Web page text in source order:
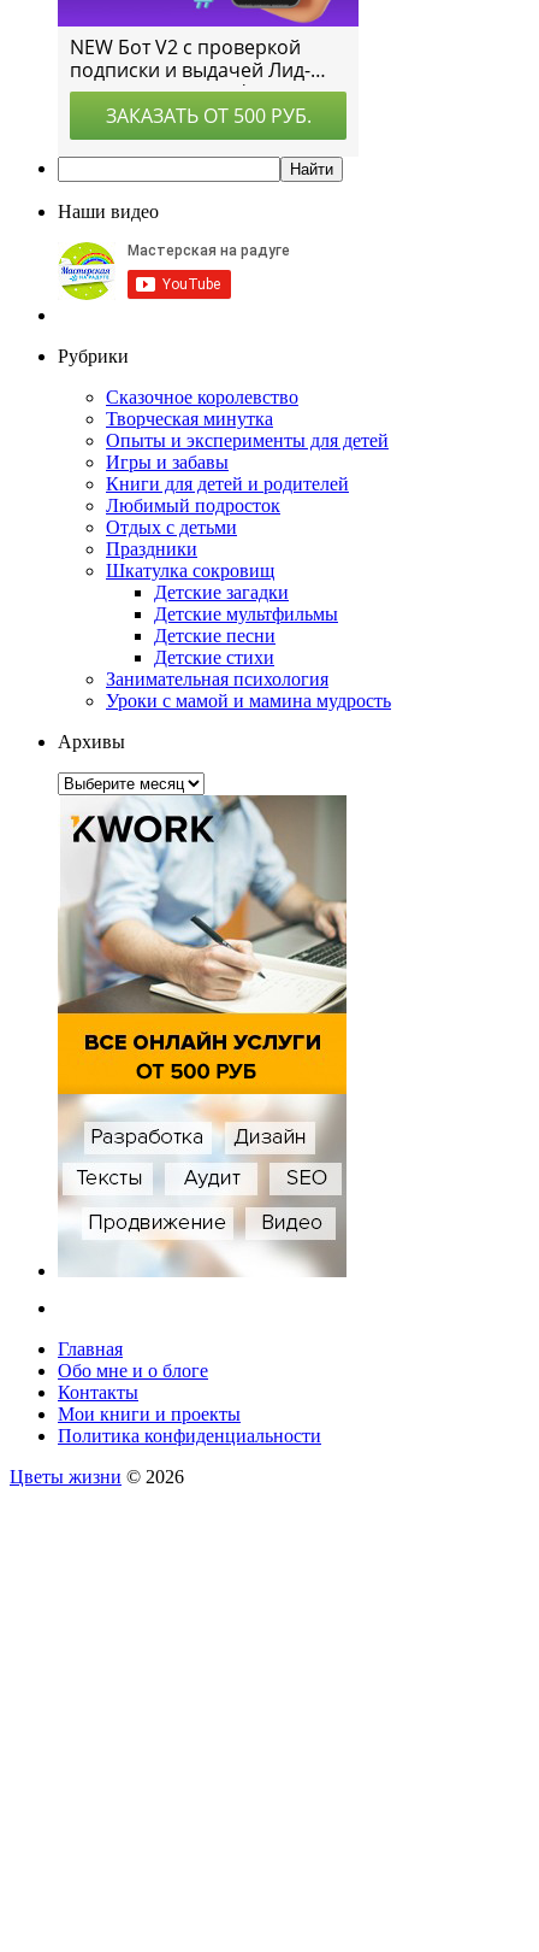
Наши видео
Рубрики
Сказочное королевство
Творческая минутка
Опыты и эксперименты для детей
Игры и забавы
Книги для детей и родителей
Любимый подросток
Отдых с детьми
Праздники
Шкатулка сокровищ
Детские загадки
Детские мультфильмы
Детские песни
Детские стихи
Занимательная психология
Уроки с мамой и мамина мудрость
Архивы
Архивы
Главная
Обо мне и о блоге
Контакты
Мои книги и проекты
Политика конфиденциальности
Цветы жизни © 2026